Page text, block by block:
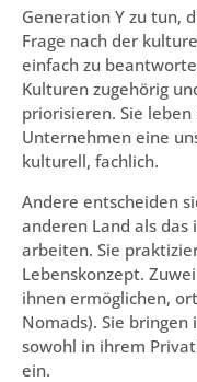
Generation Y zu tun,
Frage nach der
einfach zu
Kulturen zugehörig
priorisieren. Sie
Unternehmen eine
kulturell, fachlich.
Andere entscheiden
anderen Land als
arbeiten. Sie
Lebenskonzept.
ihnen ermöglichen,
Nomads). Sie
sowohl in ihrem
ein.